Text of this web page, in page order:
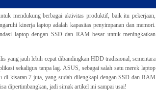
mendukung berbagai aktivitas produktif, baik itu pekerjaan,
kinerja laptop adalah kapasitas penyimpanan dan memori.
laptop dengan SSD dan RAM besar untuk meningkatkan
yang jauh lebih cepat dibandingkan HDD tradisional, sementara
sekaligus tanpa lag. ASUS, sebagai salah satu merek laptop
di kisaran 7 juta, yang sudah dilengkapi dengan SSD dan RAM
dipertimbangkan, jadi simak artikel ini sampai usai!